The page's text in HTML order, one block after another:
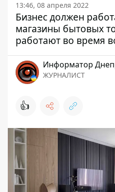
13:46, 08 апреля 2022
Бизнес должен
магазины бытовых
работают во время
Информатор
ЖУРНАЛИСТ
👍